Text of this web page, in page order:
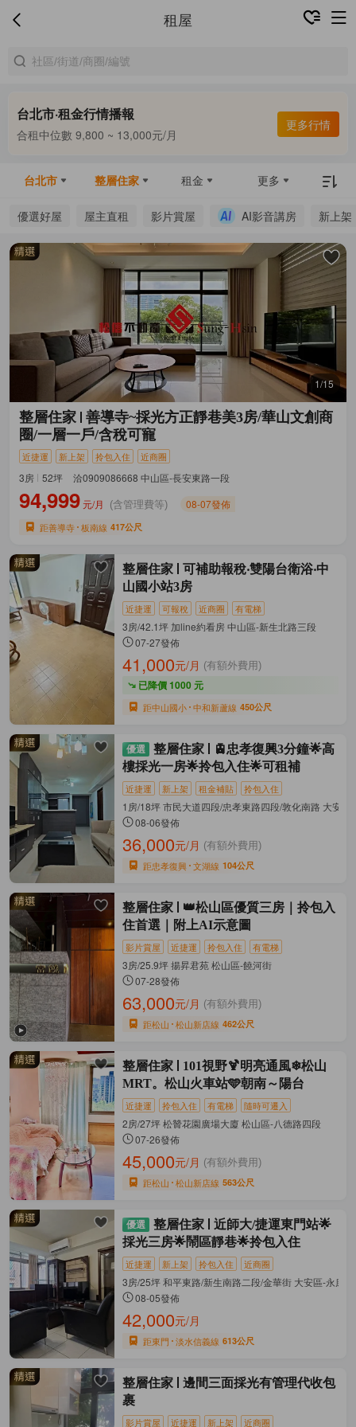
租屋
台北市·租金行情播報
合租中位數 9,800 ~ 13,000元/月
更多行情
台北市 整層住家 租金 更多
優選好屋 屋主直租 影片賞屋 AI影音講房 新上架
1/15
整層住家 善導寺~採光方正靜巷美3房/華山文創商
圈/一層一戶/含稅可寵
近捷運 新上架 拎包入住 近商圈
3房 52坪 洽0909086668 中山區-長安東路一段
94,999 元/月 (含管理費等) 08-07發佈
距善導寺 板南線 417公尺
整層住家
可補助報稅‧雙陽台衛浴‧中
山國小站3房
近捷運 可報稅 近商圈 有電梯
3房/42.1坪 加line約看房 中山區-新生北路三段
07-27發佈
41,000元/月 (有額外費用)
已降價 1000 元
距中山國小 中和新蘆線 450公尺
整層住家
🚊忠孝復興3分鐘🌟高
樓採光一房🌟拎包入住🌟可租補
近捷運 新上架 租金補貼 拎包入住
1房/18坪 市民大道四段/忠孝東路四段/敦化南路 大安區
08-06發佈
36,000元/月 (有額外費用)
距忠孝復興 文湖線 104公尺
整層住家
👑松山區優質三房｜拎包入
住首選｜附上AI示意圖
影片賞屋 近捷運 拎包入住 有電梯
3房/25.9坪 揚昇君苑 松山區-饒河街
07-28發佈
63,000元/月 (有額外費用)
距松山 松山新店線 462公尺
整層住家
101視野🍹明亮通風❄松山
MRT。松山火車站🩵朝南～陽台
近捷運 拎包入住 有電梯 隨時可遷入
2房/27坪 松贊花園廣場大廈 松山區-八德路四段
07-26發佈
45,000元/月 (有額外費用)
距松山 松山新店線 563公尺
整層住家
近師大/捷運東門站🌟
採光三房🌟鬧區靜巷🌟拎包入住
近捷運 新上架 拎包入住 近商圈
3房/25坪 和平東路/新生南路二段/金華街 大安區-永康街
08-05發佈
42,000元/月
距東門 淡水信義線 613公尺
整層住家
邊間三面採光有管理代收包
裹
影片賞屋 近捷運 新上架 近商圈